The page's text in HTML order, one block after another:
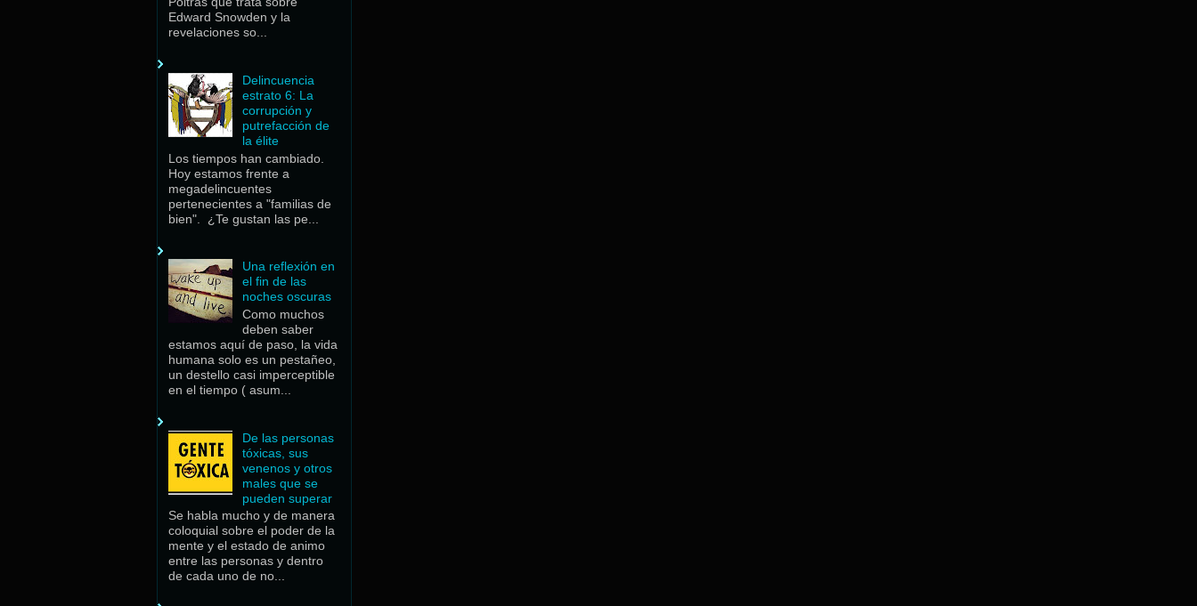
Edward Snowden y la
revelaciones so...
Delincuencia
estrato 6: La
corrupción y
putrefacción de
la élite
Los tiempos han cambiado.
Hoy estamos frente a
megadelincuentes
pertenecientes a "familias de
bien". ¿Te gustan las pe...
Una reflexión en
el fin de las
noches oscuras
Como muchos
deben saber
estamos aquí de paso, la vida
humana solo es un pestañeo,
un destello casi imperceptible
en el tiempo ( asum...
De las personas
tóxicas, sus
venenos y otros
males que se
pueden superar
Se habla mucho y de manera
coloquial sobre el poder de la
mente y el estado de animo
entre las personas y dentro
de cada uno de no...